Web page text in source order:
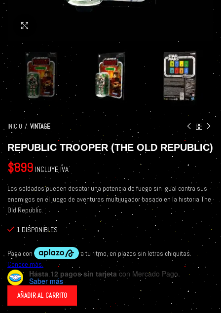
INICIO VINTAGE
REPUBLIC TROOPER (THE OLD REPUBLIC)
$899 INCLUYE IVA
Los soldados pueden desatar una potencia de fuego sin igual contra sus
enemigos en el juego de aventuras multijugador basado en la historia The
Old Republic.
1 DISPONIBLES
Hasta 12 pagos sin tarjeta con Mercado Pago.
Saber más
AÑADIR AL CARRITO